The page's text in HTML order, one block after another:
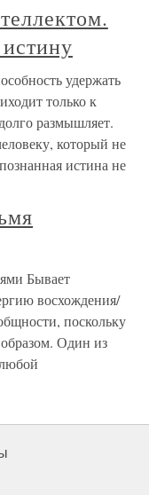
удержать
только к
размышляет.
который не
истина не
Бывает
восхождения/
поскольку
Один из